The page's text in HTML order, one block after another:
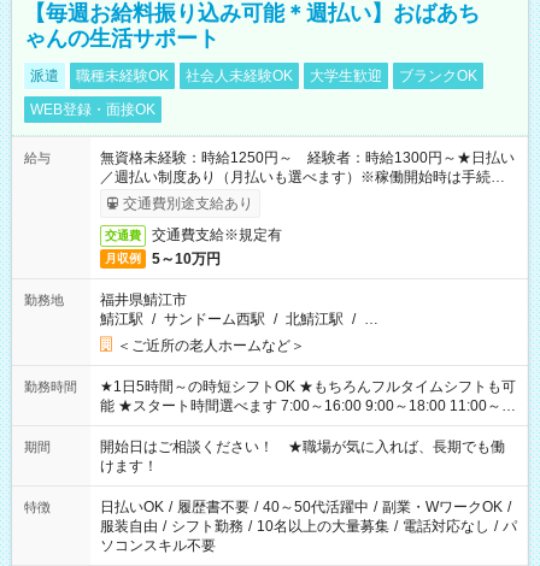
【毎週お給料振り込み可能＊週払い】おばあち
ゃんの生活サポート
派遣 職種未経験OK 社会人未経験OK 大学生歓迎
ブランクOK
WEB登録・面接OK
給与
無資格未経験：時給1250円～ 経験者：時給1300円～★日払い
／週払い制度あり（月払いも選べます）※稼働開始時は手続き完
了次第のお支払いとなります。
交通費別途支給あり
交通費 交通費支給※規定有
月収例 5～10万円
勤務地
福井県鯖江市
鯖江駅 / サンドーム西駅 / 北鯖江駅 / …
＜ご近所の老人ホームなど＞
勤務時間
★1日5時間～の時短シフトOK ★もちろんフルタイムシフトも可
能 ★スタート時間選べます 7:00～16:00 9:00～18:00 11:00～
20:00 など 残業なし！ ※Wワークの場合、他のお仕事と合わせ
週40時間超の就業はご案内できません ※法令に基づき、週20時
間以上勤務は社会保険への加入対象となります ※労働者派遣法
（日雇い派遣の原則禁止）により、短時間・短期間の就業はご
案内が難しい場合があります
期間
開始日はご相談ください！ ★職場が気に入れば、長期でも働
けます！
特徴 日払いOK / 履歴書不要 / 40～50代活躍中 / 副業・WワークOK /
服装自由 / シフト勤務 / 10名以上の大量募集 / 電話対応なし / パ
ソコンスキル不要